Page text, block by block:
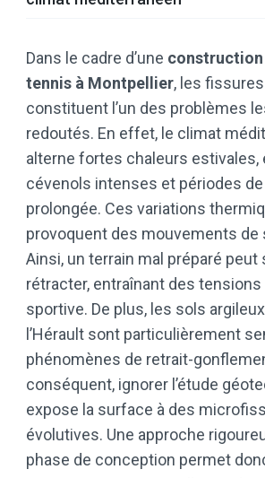
Dans le cadre d’une
tennis à Montpellier, les
constituent l’un des problèmes
redoutés. En effet, le climat
alterne fortes chaleurs estivales,
cévenols intenses et périodes
prolongée. Ces variations
provoquent des mouvements de
Ainsi, un terrain mal préparé peut
rétracter, entraînant des tensions
sportive. De plus, les sols
l’Hérault sont particulièrement
phénomènes de retrait-
conséquent, ignorer l’étude
expose la surface à des
évolutives. Une approche
phase de conception permet